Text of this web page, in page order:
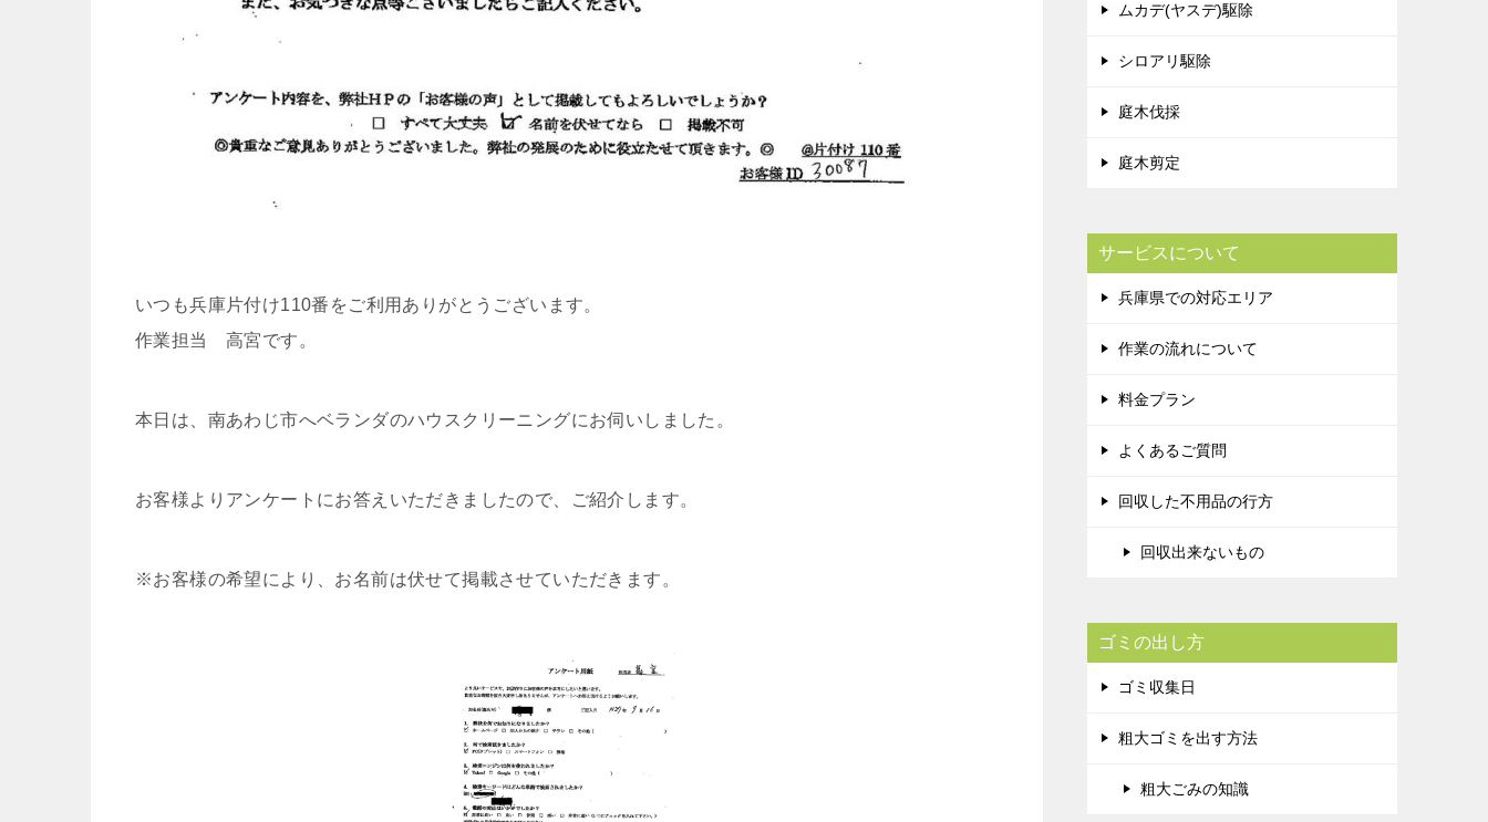
いつも兵庫片付け110番をご利用ありがとうございます。
作業担当 高宮です。
本日は、南あわじ市へベランダのハウスクリーニングにお伺いしました。
お客様よりアンケートにお答えいただきましたので、ご紹介します。
※お客様の希望により、お名前は伏せて掲載させていただきます。
ムカデ(ヤスデ)駆除
シロアリ駆除
庭木伐採
庭木剪定
サービスについて
兵庫県での対応エリア
作業の流れについて
料金プラン
よくあるご質問
回収した不用品の行方
回収出来ないもの
ゴミの出し方
ゴミ収集日
粗大ゴミを出す方法
粗大ごみの知識